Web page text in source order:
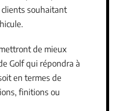
souhaitant
de mieux
Golf qui répondra à
en termes de
finitions ou